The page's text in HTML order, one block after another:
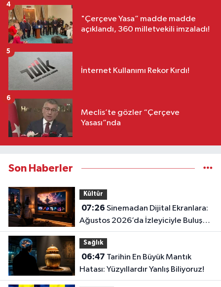
"Çerçeve Yasa” madde madde
açıklandı, 360 milletvekili imzaladı!
4
İnternet Kullanımı Rekor Kırdı!
5
Meclis’te gözler “Çerçeve
Yasası”nda
6
Son Haberler
Kültür
07:26
Ağustos 2026’da İzleyiciyle Buluşan
En İddialı Yapımlar
Sağlık
06:47
Hatası: Yüzyıllardır Yanlış Biliyoruz!